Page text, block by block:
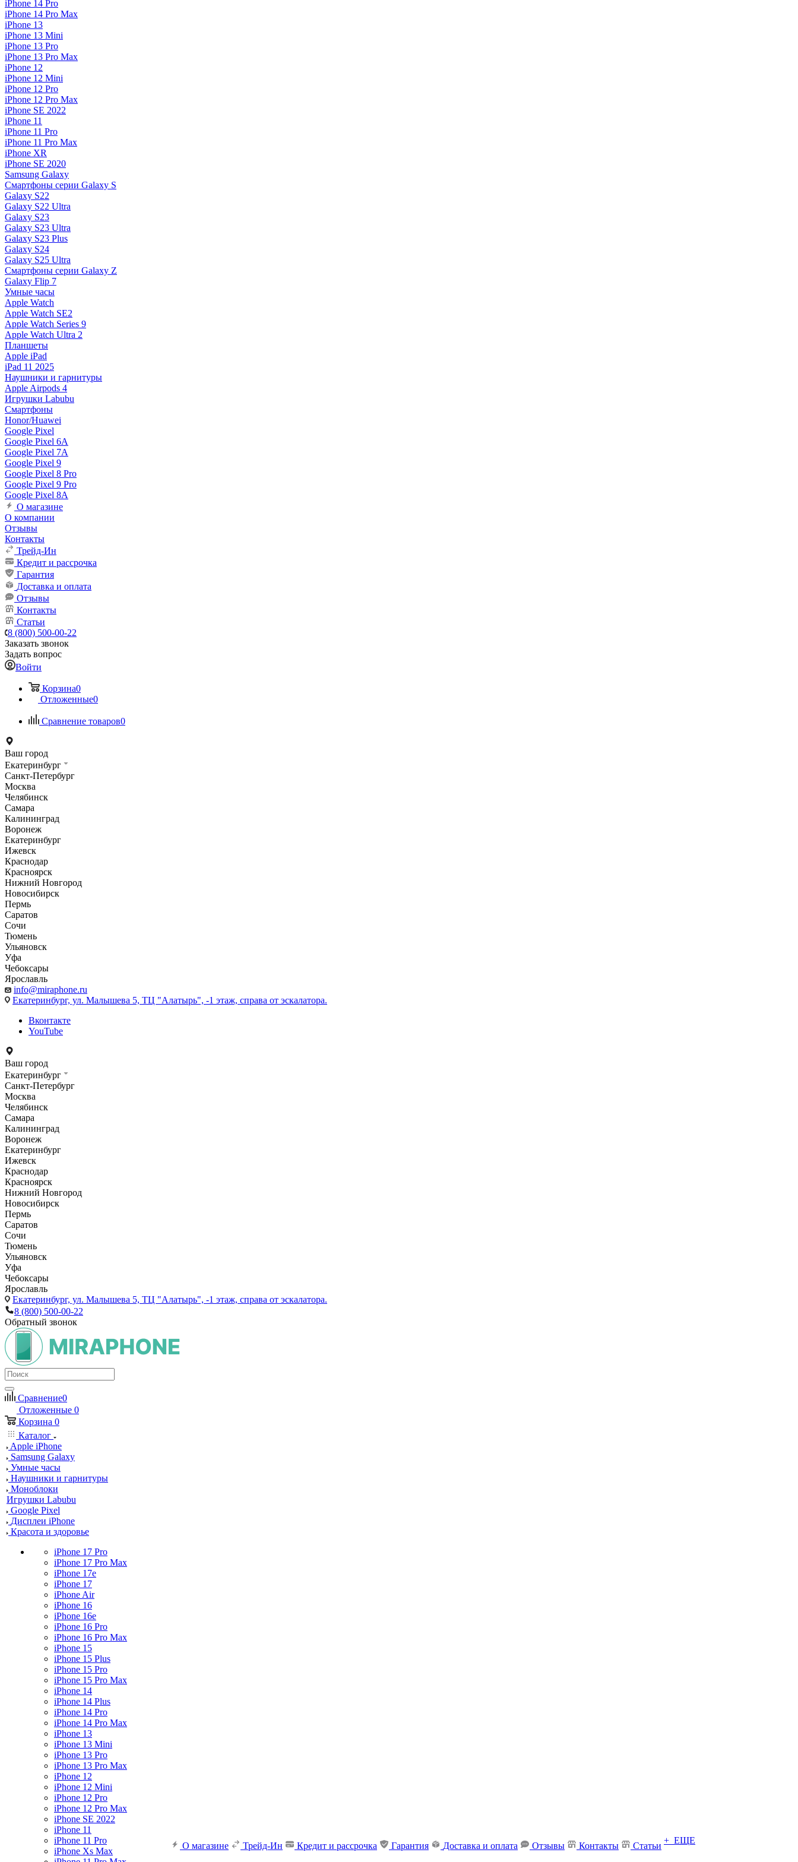
iPhone 14 Pro
iPhone 14 Pro Max
iPhone 13
iPhone 13 Mini
iPhone 13 Pro
iPhone 13 Pro Max
iPhone 12
iPhone 12 Mini
iPhone 12 Pro
iPhone 12 Pro Max
iPhone SE 2022
iPhone 11
iPhone 11 Pro
iPhone 11 Pro Max
iPhone XR
iPhone SE 2020
Samsung Galaxy
Смартфоны серии Galaxy S
Galaxy S22
Galaxy S22 Ultra
Galaxy S23
Galaxy S23 Ultra
Galaxy S23 Plus
Galaxy S24
Galaxy S25 Ultra
Смартфоны серии Galaxy Z
Galaxy Flip 7
Умные часы
Apple Watch
Apple Watch SE2
Apple Watch Series 9
Apple Watch Ultra 2
Планшеты
Apple iPad
iPad 11 2025
Наушники и гарнитуры
Apple Airpods 4
Игрушки Labubu
Смартфоны
Honor/Huawei
Google Pixel
Google Pixel 6A
Google Pixel 7А
Google Pixel 9
Google Pixel 8 Pro
Google Pixel 9 Pro
Google Pixel 8A
О магазине
О компании
Отзывы
Контакты
Трейд-Ин
Кредит и рассрочка
Гарантия
Доставка и оплата
Отзывы
Контакты
Статьи
8 (800) 500-00-22
Заказать звонок
Задать вопрос
Войти
Корзина0
Отложенные0
Сравнение товаров0
Ваш город
Екатеринбург
Санкт-Петербург
Москва
Челябинск
Самара
Калининград
Воронеж
Екатеринбург
Ижевск
Краснодар
Красноярск
Нижний Новгород
Новосибирск
Пермь
Саратов
Сочи
Тюмень
Ульяновск
Уфа
Чебоксары
Ярославль
info@miraphone.ru
Екатеринбург, ул. Малышева 5, ТЦ "Алатырь", -1 этаж, справа от эскалатора.
Вконтакте
YouTube
Ваш город
Екатеринбург
Санкт-Петербург
Москва
Челябинск
Самара
Калининград
Воронеж
Екатеринбург
Ижевск
Краснодар
Красноярск
Нижний Новгород
Новосибирск
Пермь
Саратов
Сочи
Тюмень
Ульяновск
Уфа
Чебоксары
Ярославль
Екатеринбург, ул. Малышева 5, ТЦ "Алатырь", -1 этаж, справа от эскалатора.
8 (800) 500-00-22
Обратный звонок
Сравнение0
Отложенные 0
Корзина 0
Каталог
Apple iPhone
Samsung Galaxy
Умные часы
Наушники и гарнитуры
Моноблоки
Игрушки Labubu
Google Pixel
Дисплеи iPhone
Красота и здоровье
iPhone 17 Pro
iPhone 17 Pro Max
iPhone 17e
iPhone 17
iPhone Air
iPhone 16
iPhone 16e
iPhone 16 Pro
iPhone 16 Pro Max
iPhone 15
iPhone 15 Plus
iPhone 15 Pro
iPhone 15 Pro Max
iPhone 14
iPhone 14 Plus
iPhone 14 Pro
iPhone 14 Pro Max
iPhone 13
iPhone 13 Mini
iPhone 13 Pro
iPhone 13 Pro Max
iPhone 12
iPhone 12 Mini
iPhone 12 Pro
iPhone 12 Pro Max
iPhone SE 2022
iPhone 11
iPhone 11 Pro
iPhone Xs Max
О магазине Трейд-Ин Кредит и рассрочка Гарантия Доставка и оплата Отзывы Контакты Статьи
+ ЕЩЕ